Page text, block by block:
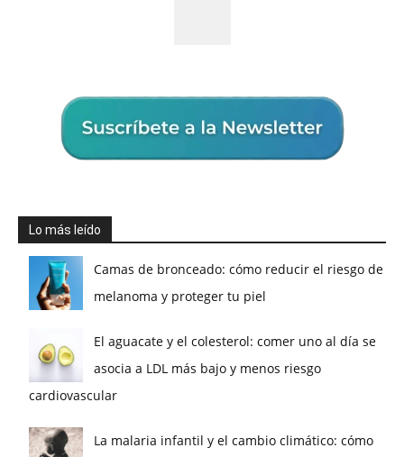
Lo más leído
Camas de bronceado: cómo reducir el riesgo de
melanoma y proteger tu piel
El aguacate y el colesterol: comer uno al día se
asocia a LDL más bajo y menos riesgo
cardiovascular
La malaria infantil y el cambio climático: cómo